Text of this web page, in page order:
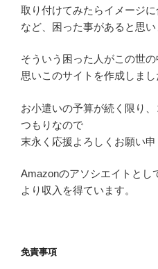
取り付けてみたらイメージに
など、困った事があると思い
そういう困った人がこの世
思いこのサイトを作成しまし
お小遣いの予算が続く限り
つもりなので
末永く応援よろしくお願い申
Amazonのアソシエイトとし
より収入を得ています。
免責事項